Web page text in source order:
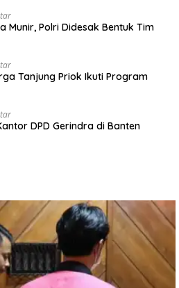
Munir, Polri Didesak Bentuk Tim
Tanjung Priok Ikuti Program
DPD Gerindra di Banten